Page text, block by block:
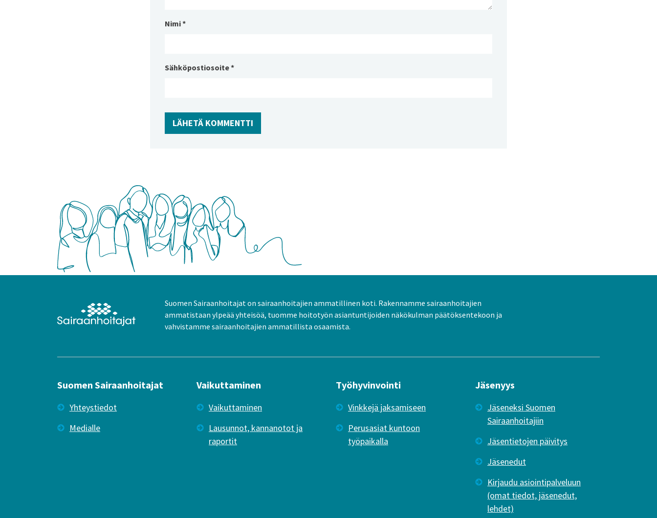
Nimi*
Sähköpostiosoite*
Suomen Sairaanhoitajat on sairaanhoitajien ammatillinen koti. Rakennamme sairaanhoitajien
ammatistaan ylpeää yhteisöä, tuomme hoitotyön asiantuntijoiden näkökulman päätöksentekoon ja
vahvistamme sairaanhoitajien ammatillista osaamista.
Suomen Sairaanhoitajat
Yhteystiedot
Medialle
Vaikuttaminen
Vaikuttaminen
Lausunnot, kannanotot ja
raportit
Työhyvinvointi
Vinkkejä jaksamiseen
Perusasiat kuntoon
työpaikalla
Jäsenyys
Jäseneksi Suomen
Sairaanhoitajiin
Jäsentietojen päivitys
Jäsenedut
Kirjaudu asiointipalveluun
(omat tiedot, jäsenedut,
lehdet)